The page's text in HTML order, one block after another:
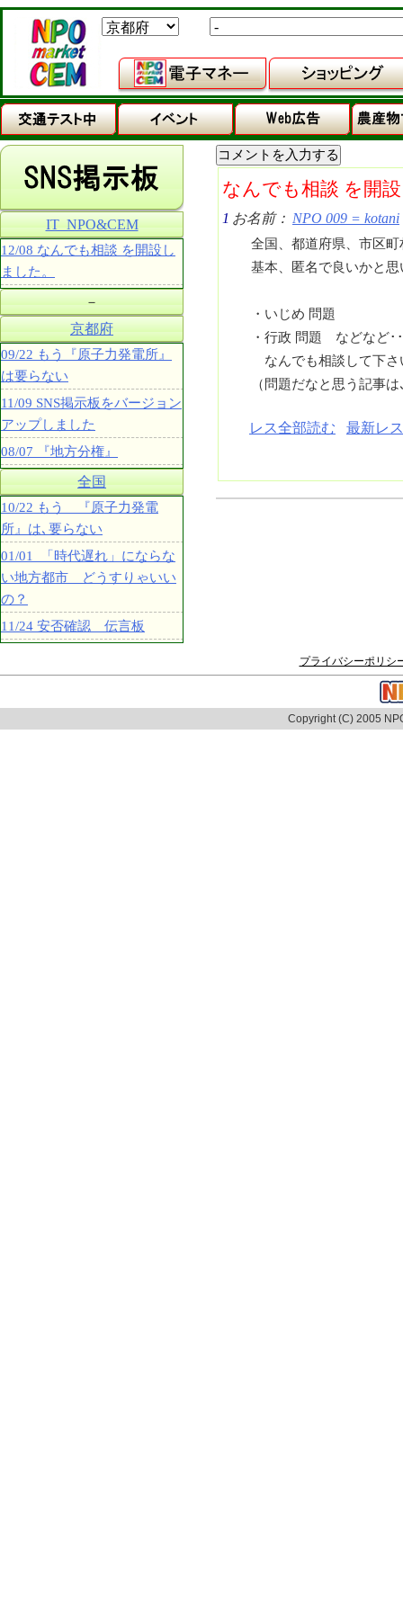
なんでも相談 を開
1 お名前： NPO 009 = kotani
全国、都道府県、市区
基本、匿名で良いかと思
・いじめ 問題
・行政 問題 などなど･
なんでも相談して下さ
（問題だなと思う記事
レス全部読む 最新レ
IT_NPO&CEM
12/08 なんでも相談 を開設し
ました。
－
京都府
09/22 もう『原子力発電所』
は要らない
11/09 SNS掲示板をバージョン
アップしました
08/07 『地方分権』
全国
10/22 もう 『原子力発電
所』は､要らない
01/01 「時代遅れ」にならな
い地方都市 どうすりゃいい
の？
11/24 安否確認 伝言板
プライバシーポリシ
Copyright (C) 2005